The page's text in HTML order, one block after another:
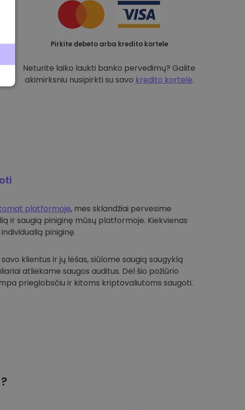
Pirkite debeto arba kredito kortele
Neturite laiko laukti banko pervedimų? Galite
akimirksniu nusipirkti su savo kredito kortele.
platformoje, mes sklandžiai pervesime
ir saugią piniginę mūsų platformoje. Kiekvienas
piniginę.
klientus ir jų lėšas, siūlome saugią saugyklą
atliekame saugos auditus. Dėl šio požiūrio
prieglobsčiu ir kitoms kriptovaliutoms saugoti.
?